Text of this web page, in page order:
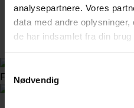
analysepartnere. Vores
data med andre
de har indsamlet fra din brug
Samtykkevalg
Nødvendig
AfNicolai Ohlsen
Udgivet:24. juni 2026 kl.
Foto: TikTok
Følg Udforsk.nu på Google